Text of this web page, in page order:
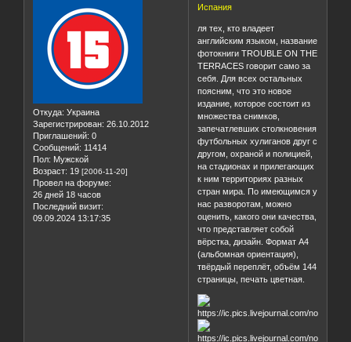
Откуда: Украина
Зарегистрирован: 26.10.2012
Приглашений: 0
Сообщений: 11414
Пол: Мужской
Возраст: 19 [2006-11-20]
Провел на форуме:
26 дней 18 часов
Последний визит:
09.09.2024 13:17:35
Испания
ля тех, кто владеет
английским языком, название
фотокниги TROUBLE ON THE
TERRACES говорит само за
себя. Для всех остальных
поясним, что это новое
издание, которое состоит из
множества снимков,
запечатлевших столкновения
футбольных хулиганов друг с
другом, охраной и полицией,
на стадионах и прилегающих
к ним территориях разных
стран мира. По имеющимся у
нас разворотам, можно
оценить, какого они качества,
что представляет собой
вёрстка, дизайн. Формат А4
(альбомная ориентация),
твёрдый переплёт, объём 144
страницы, печать цветная.